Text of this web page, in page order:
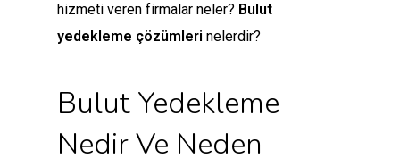
hizmeti veren firmalar neler? Bulut
yedekleme çözümleri nelerdir?
Bulut Yedekleme
Nedir Ve Neden